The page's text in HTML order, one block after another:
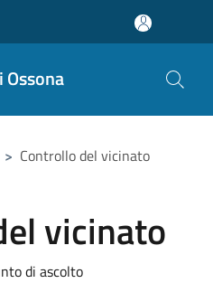
Ossona
> Controllo del vicinato
vicinato
di ascolto